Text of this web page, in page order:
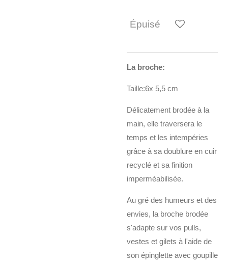
Épuisé
La broche:
Taille:6x 5,5 cm
Délicatement brodée à la
main, elle traversera le
temps et les intempéries
grâce à sa doublure en cuir
recyclé et sa finition
imperméabilisée.
Au gré des humeurs et des
envies, la broche brodée
s'adapte sur vos pulls,
vestes et gilets à l'aide de
son épinglette avec goupille